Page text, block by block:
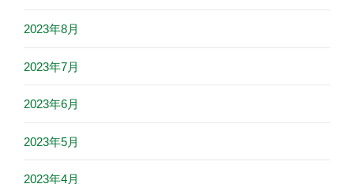
2023年8月
2023年7月
2023年6月
2023年5月
2023年4月